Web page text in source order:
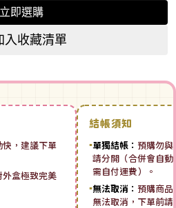
立即選購
入收藏清單
快，建議下單
外盒極致完美
結帳須知
▪單獨結帳： 預購勿與
請分開（合併會自
需自付運費）。
▪無法取消： 預購商品
無法取消，下單前